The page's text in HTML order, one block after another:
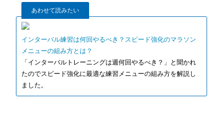
あわせて読みたい
インターバル練習は何回やるべき？スピード強化のマラソン
メニューの組み方とは？
「インターバルトレーニングは週何回やるべき？」と聞かれ
たのでスピード強化に最適な練習メニューの組み方を解説し
ました。